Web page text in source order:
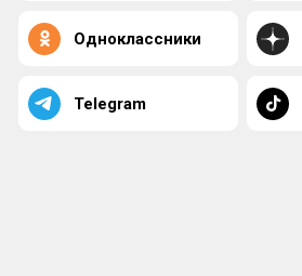
Одноклассники
Telegram